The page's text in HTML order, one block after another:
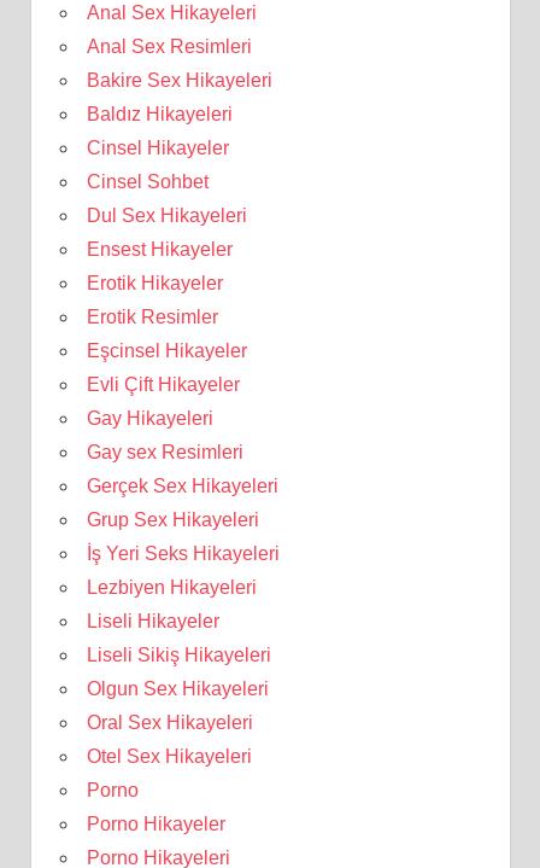
Anal Sex Hikayeleri
Anal Sex Resimleri
Bakire Sex Hikayeleri
Baldız Hikayeleri
Cinsel Hikayeler
Cinsel Sohbet
Dul Sex Hikayeleri
Ensest Hikayeler
Erotik Hikayeler
Erotik Resimler
Eşcinsel Hikayeler
Evli Çift Hikayeler
Gay Hikayeleri
Gay sex Resimleri
Gerçek Sex Hikayeleri
Grup Sex Hikayeleri
İş Yeri Seks Hikayeleri
Lezbiyen Hikayeleri
Liseli Hikayeler
Liseli Sikiş Hikayeleri
Olgun Sex Hikayeleri
Oral Sex Hikayeleri
Otel Sex Hikayeleri
Porno
Porno Hikayeler
Porno Hikayeleri